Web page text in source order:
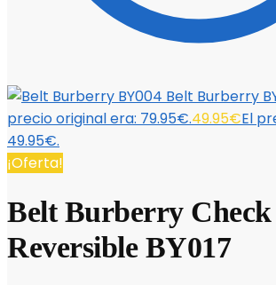
Belt Burberry
precio original era: 79.95€.49.95€El
49.95€.
¡Oferta!
Belt Burberry
Reversible BY017